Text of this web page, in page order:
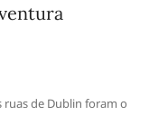
ruas de Dublin foram o